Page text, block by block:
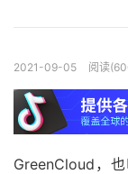
2021-09-05 阅读
GreenCloud，